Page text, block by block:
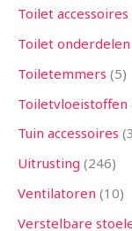
Toilet accessoires
Toilet onderdelen
Toiletemmers 5
Toiletvloeistoffen
Tuin accessoires
Uitrusting 246
Ventilatoren 10
Verstelbare